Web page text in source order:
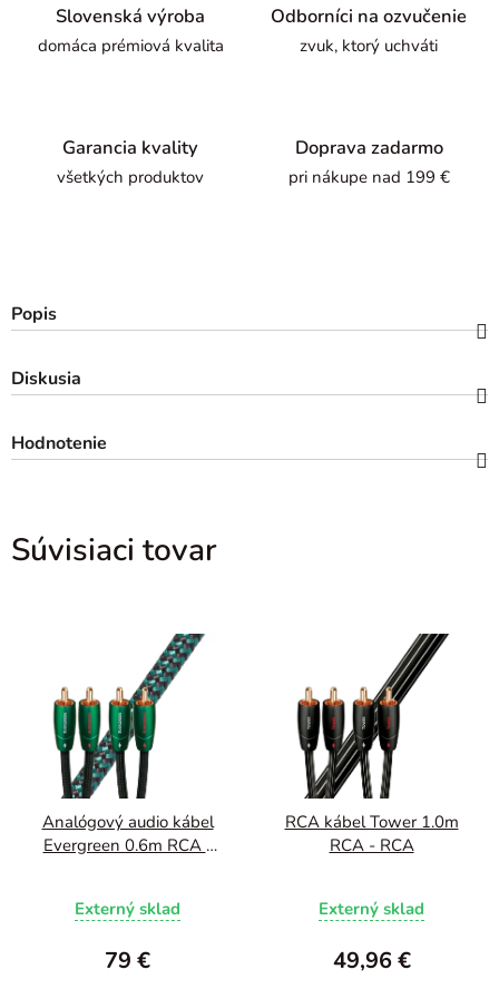
Slovenská výroba
domáca prémiová kvalita
Odborníci na ozvučenie
zvuk, ktorý uchváti
Garancia kvality
všetkých produktov
Doprava zadarmo
pri nákupe nad 199 €
Popis
Diskusia
Hodnotenie
Súvisiaci tovar
Analógový audio kábel
Evergreen 0.6m RCA -
Externý sklad
79 €
RCA kábel Tower 1.0m
RCA - RCA
Externý sklad
49,96 €